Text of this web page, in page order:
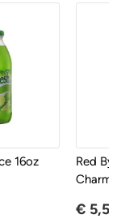
16oz
Red By
Charms
€ 5,50